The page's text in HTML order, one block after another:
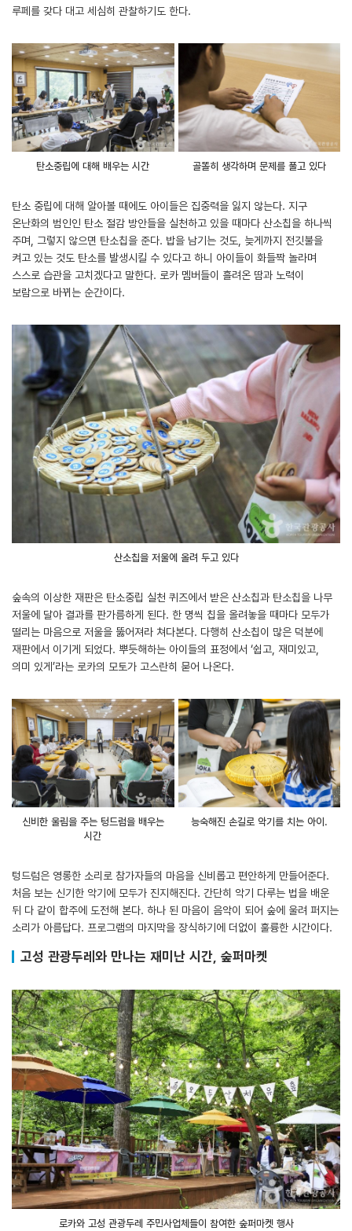
루페를 갖다 대고 세심히 관찰하기도 한다.
탄소중립에 대해 배우는 시간 골똘히 생각하며 문제를 풀고 있다
탄소 중립에 대해 알아볼 때에도 아이들은 집중력을 잃지 않는다. 지구
온난화의 범인인 탄소 절감 방안들을 실천하고 있을 때마다 산소칩을 하나씩
주며, 그렇지 않으면 탄소칩을 준다. 밥을 남기는 것도, 늦게까지 전깃불을
켜고 있는 것도 탄소를 발생시킬 수 있다고 하니 아이들이 화들짝 놀라며
스스로 습관을 고치겠다고 말한다. 로카 멤버들이 흘려온 땀과 노력이
보람으로 바뀌는 순간이다.
산소칩을 저울에 올려 두고 있다
숲속의 이상한 재판은 탄소중립 실천 퀴즈에서 받은 산소칩과 탄소칩을 나무
저울에 달아 결과를 판가름하게 된다. 한 명씩 칩을 올려놓을 때마다 모두가
떨리는 마음으로 저울을 뚫어져라 쳐다본다. 다행히 산소칩이 많은 덕분에
재판에서 이기게 되었다. 뿌듯해하는 아이들의 표정에서 ‘쉽고, 재미있고,
의미 있게’라는 로카의 모토가 고스란히 묻어 나온다.
신비한 울림을 주는 텅드럼을 배우는
시간
능숙해진 손길로 악기를 치는 아이.
텅드럼은 영롱한 소리로 참가자들의 마음을 신비롭고 편안하게 만들어준다.
처음 보는 신기한 악기에 모두가 진지해진다. 간단히 악기 다루는 법을 배운
뒤 다 같이 합주에 도전해 본다. 하나 된 마음이 음악이 되어 숲에 울려 퍼지는
소리가 아름답다. 프로그램의 마지막을 장식하기에 더없이 훌륭한 시간이다.
고성 관광두레와 만나는 재미난 시간, 숲퍼마켓
로카와 고성 관광두레 주민사업체들이 참여한 숲퍼마켓 행사